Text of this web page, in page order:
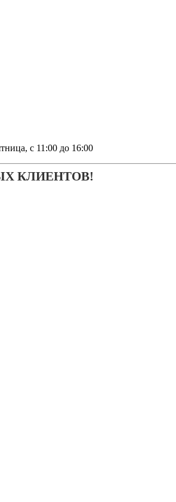
с 11:00 до 16:00
КЛИЕНТОВ!